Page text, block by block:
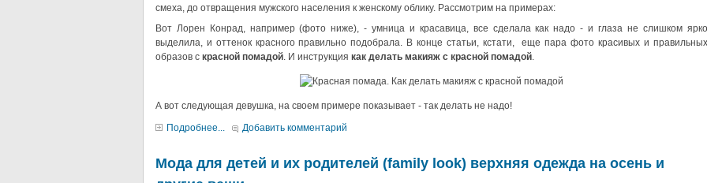
смеха, до отвращения мужского населения к женскому облику. Рассмотрим на примерах:
Вот Лорен Конрад, например (фото ниже), - умница и красавица, все сделала как надо - и глаза не слишком ярко
выделила, и оттенок красного правильно подобрала. В конце статьи, кстати, еще пара фото красивых и правильных
образов с красной помадой. И инструкция как делать макияж с красной помадой.
А вот следующая девушка, на своем примере показывает - так делать не надо!
Подробнее...
Добавить комментарий
Мода для детей и их родителей (family look) верхняя одежда на осень и